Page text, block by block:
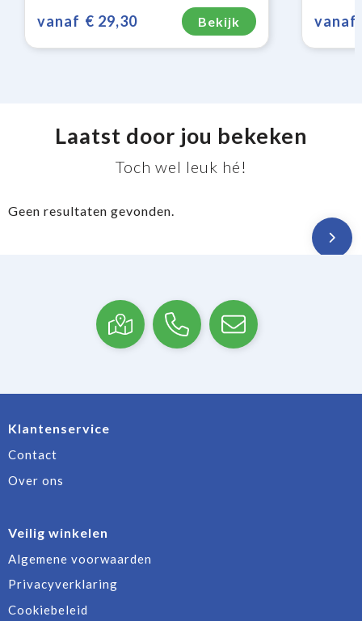
vanaf € 29,30 Bekijk vanaf
Laatst door jou bekeken
Toch wel leuk hé!
Geen resultaten gevonden.
Klantenservice
Contact
Over ons
Veilig winkelen
Algemene voorwaarden
Privacyverklaring
Cookiebeleid